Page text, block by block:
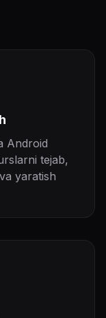
Android
tejab,
yaratish